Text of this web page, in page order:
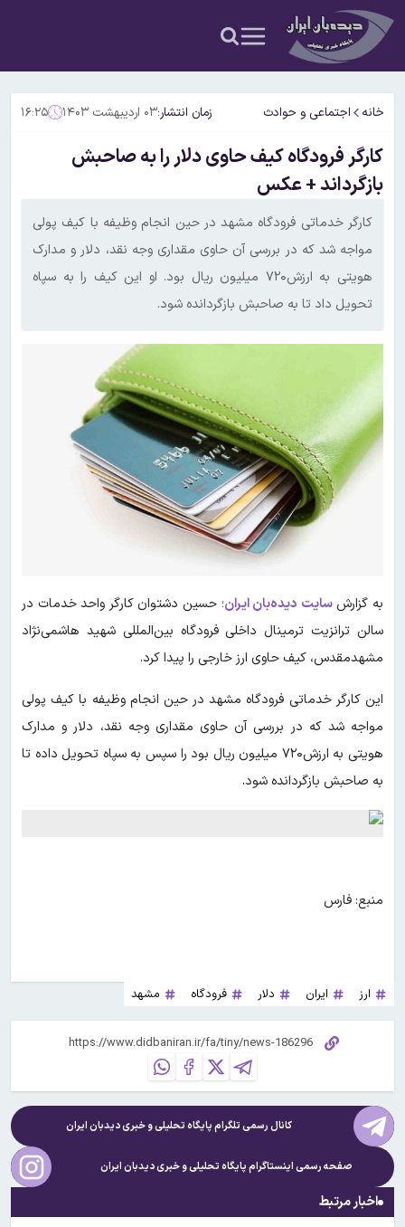
خانه اجتماعی و حوادث زمان انتشار:۰۳ اردیبهشت ۱۴۰۳ ۱۶:۲۵
کارگر فرودگاه کیف حاوی دلار را به صاحبش
بازگرداند + عکس
کارگر خدماتی فرودگاه مشهد در حین انجام وظیفه با کیف پولی
مواجه شد که در بررسی آن حاوی مقداری وجه نقد، دلار و مدارک
هویتی به ارزش۷۲۰ میلیون ریال بود. او این کیف را به سپاه
تحویل داد تا به صاحبش بازگردانده شود.
به گزارشسایت دیده‌بان ایران؛ حسین دشتوان کارگر واحد خدمات در
سالن ترانزیت ترمینال داخلی فرودگاه بین‌المللی شهید هاشمی‌نژاد
مشهدمقدس، کیف حاوی ارز خارجی را پیدا کرد.
این کارگر خدماتی فرودگاه مشهد در حین انجام وظیفه با کیف پولی
مواجه شد که در بررسی آن حاوی مقداری وجه نقد، دلار و مدارک
هویتی به ارزش۷۲۰ میلیون ریال بود را سپس به سپاه تحویل داده تا
به صاحبش بازگردانده شود.
منبع: فارس
ارز ایران دلار فرودگاه مشهد
کانال رسمی تلگرام پایگاه تحلیلی و خبریدیدبان ایران
صفحه رسمی اینستاگرام پایگاه تحلیلی و خبریدیدبان ایران
اخبار مرتبط